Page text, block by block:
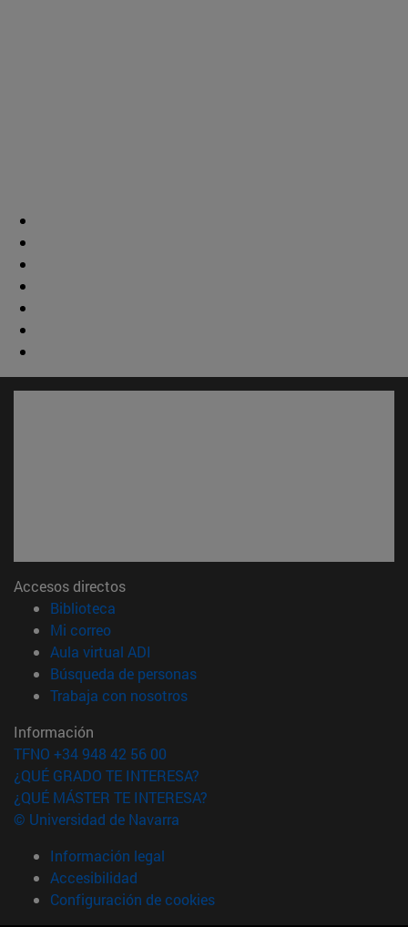
Accesos directos
Biblioteca
Mi correo(abre en nueva ventana)
Aula virtual ADI
Búsqueda de personas(abre en nueva ventana)
Trabaja con nosotros(abre en nueva ventana)
Información
TFNO +34 948 42 56 00
¿QUÉ GRADO TE INTERESA?
¿QUÉ MÁSTER TE INTERESA?
© Universidad de Navarra
Información legal
Accesibilidad
Configuración de cookies